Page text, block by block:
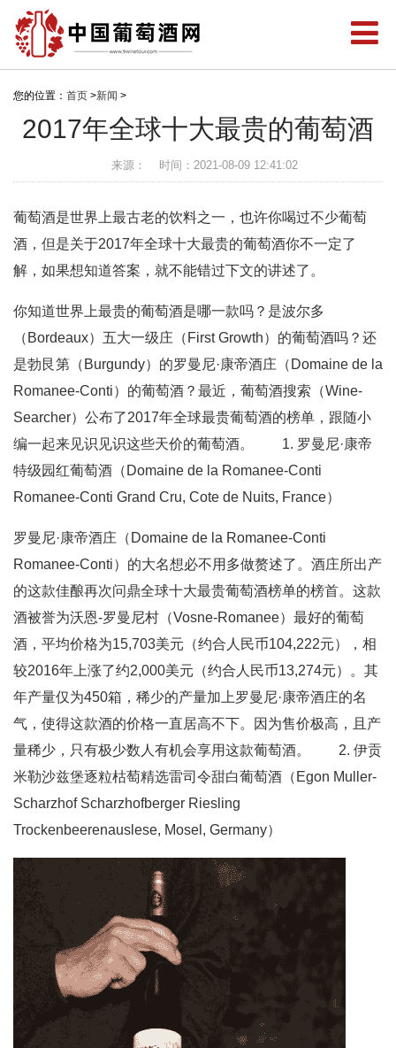
您的位置： 首页 >新闻 >
2017年全球十大最贵的葡萄酒
来源： 时间：2021-08-09 12:41:02
葡萄酒是世界上最古老的饮料之一，也许你喝过不少葡萄
酒，但是关于2017年全球十大最贵的葡萄酒你不一定了
解，如果想知道答案，就不能错过下文的讲述了。
你知道世界上最贵的葡萄酒是哪一款吗？是波尔多
（Bordeaux）五大一级庄（First Growth）的葡萄酒吗？还
是勃艮第（Burgundy）的罗曼尼·康帝酒庄（Domaine de la
Romanee-Conti）的葡萄酒？最近，葡萄酒搜索（Wine-
Searcher）公布了2017年全球最贵葡萄酒的榜单，跟随小
编一起来见识见识这些天价的葡萄酒。 1. 罗曼尼·康帝
特级园红葡萄酒（Domaine de la Romanee-Conti
Romanee-Conti Grand Cru, Cote de Nuits, France）
罗曼尼·康帝酒庄（Domaine de la Romanee-Conti
Romanee-Conti）的大名想必不用多做赘述了。酒庄所出产
的这款佳酿再次问鼎全球十大最贵葡萄酒榜单的榜首。这款
酒被誉为沃恩-罗曼尼村（Vosne-Romanee）最好的葡萄
酒，平均价格为15,703美元（约合人民币104,222元），相
较2016年上涨了约2,000美元（约合人民币13,274元）。其
年产量仅为450箱，稀少的产量加上罗曼尼·康帝酒庄的名
气，使得这款酒的价格一直居高不下。因为售价极高，且产
量稀少，只有极少数人有机会享用这款葡萄酒。 2. 伊贡
米勒沙兹堡逐粒枯萄精选雷司令甜白葡萄酒（Egon Muller-
Scharzhof Scharzhofberger Riesling
Trockenbeerenauslese, Mosel, Germany）